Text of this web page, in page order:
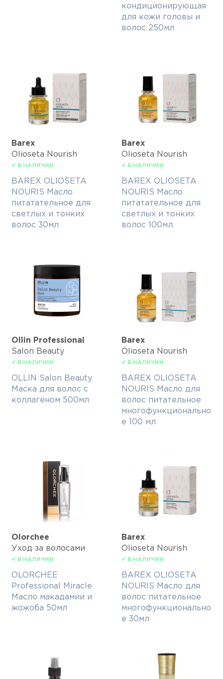
кондиционирующая
для кожи головы и
волос 250мл
Barex
Olioseta Nourish
✔ В НАЛИЧИИ
BAREX OLIOSETA
NOURIS Масло
питатательное для
светлых и тонких
волос 30мл
Barex
Olioseta Nourish
✔ В НАЛИЧИИ
BAREX OLIOSETA
NOURIS Масло
питатательное для
светлых и тонких
волос 100мл.
Ollin Professional
Salon Beauty
✔ В НАЛИЧИИ
OLLIN Salon Beauty
Маска для волос с
коллагеном 500мл
Barex
Olioseta Nourish
✔ В НАЛИЧИИ
BAREX OLIOSETA
NOURIS Масло для
волос питательное
многофункционально
е 100 мл
Olorchee
Уход за волосами
✔ В НАЛИЧИИ
OLORCHEE
Professional Miracle
Масло макадамии и
жожоба 50мл
Barex
Olioseta Nourish
✔ В НАЛИЧИИ
BAREX OLIOSETA
NOURIS Масло для
волос питательное
многофункционально
е 30мл